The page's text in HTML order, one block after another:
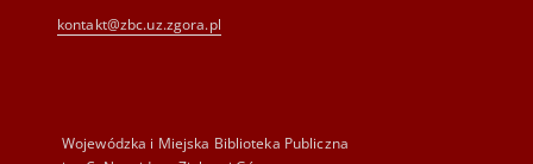
kontakt@zbc.uz.zgora.pl
Wojewódzka i Miejska Biblioteka Publiczna